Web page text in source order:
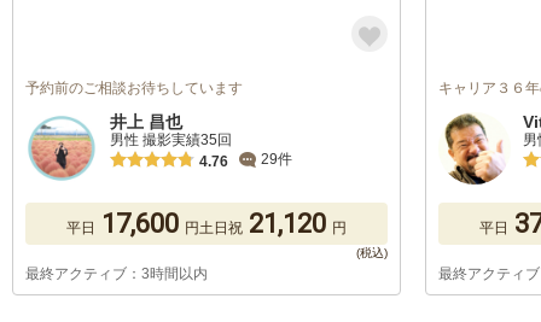
予約前のご相談お待ちしています
井上 昌也
男性 撮影実績35回
4.76
29件
平日 17,600 円土日祝 21,120 円
最終アクティブ：3時間以内
キャリア３６
男
平日
最終アクティ